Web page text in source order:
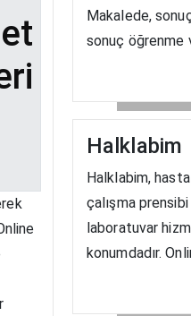
Makalede,
sonuç öğrenme
Halklabim
Halklabim,
çalışma
laboratuvar
konumdadır.